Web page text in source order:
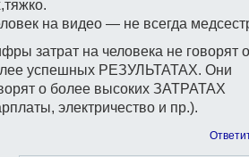
на видео — не всегда
затрат на человека не говорят о
успешных РЕЗУЛЬТАТАХ. Они
о более высоких ЗАТРАТАХ
электричество и пр.).